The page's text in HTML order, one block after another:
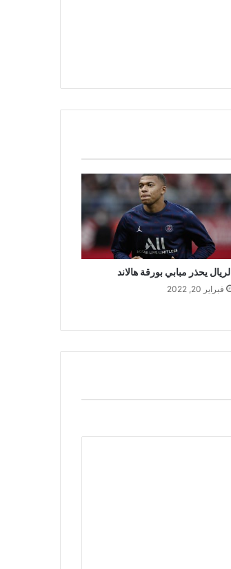
الريال يحذر مبابي بورقة هالاند
فبراير 20, 2022